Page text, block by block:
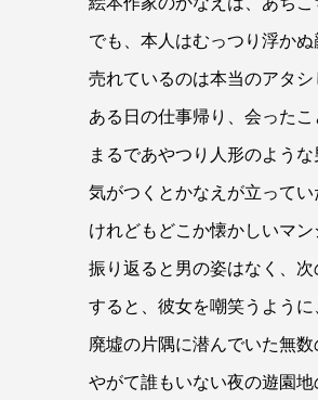
でも、本人はむっつり浮かぬ
売れているのは本当のアタ
ある日の仕事帰り、会った
まるであやつり人形のよう
気がつくとかなえが立ってい
けれどもどこか懐かしいマン
振り返ると男の姿はなく、
すると、彼女を嘲笑うよう
廃墟の片隅に潜んでいた無
やがて誰もいない夜の遊園地